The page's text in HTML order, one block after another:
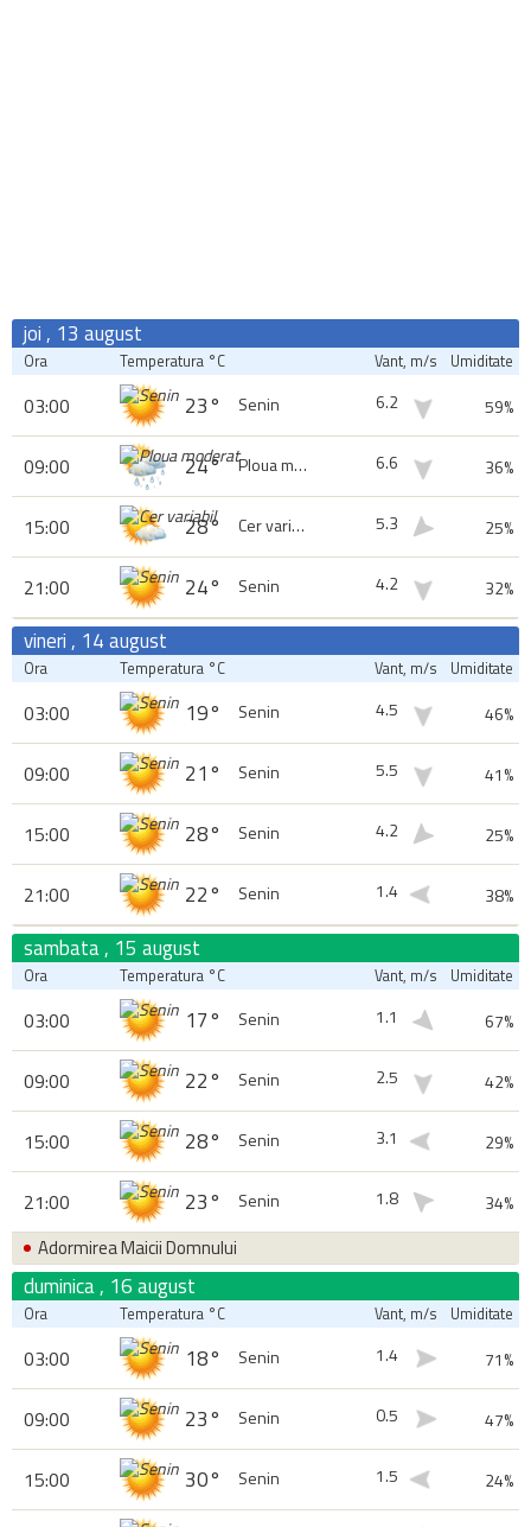
joi , 13 august
Ora Temperatura °C Vant, m/s Umiditate
03:00 23° Senin 6.2 59%
09:00 24° Ploua moderat 6.6 36%
15:00 28° Cer variabil 5.3 25%
21:00 24° Senin 4.2 32%
vineri , 14 august
Ora Temperatura °C Vant, m/s Umiditate
03:00 19° Senin 4.5 46%
09:00 21° Senin 5.5 41%
15:00 28° Senin 4.2 25%
21:00 22° Senin 1.4 38%
sambata , 15 august
Ora Temperatura °C Vant, m/s Umiditate
03:00 17° Senin 1.1 67%
09:00 22° Senin 2.5 42%
15:00 28° Senin 3.1 29%
21:00 23° Senin 1.8 34%
Adormirea Maicii Domnului
duminica , 16 august
Ora Temperatura °C Vant, m/s Umiditate
03:00 18° Senin 1.4 71%
09:00 23° Senin 0.5 47%
15:00 30° Senin 1.5 24%